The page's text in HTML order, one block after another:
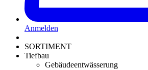
Anmelden
SORTIMENT
Tiefbau
Gebäudeentwässerung